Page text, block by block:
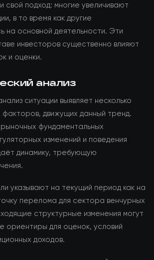
свой подход: многие увеличивают
в то время как другие
на основной деятельности. Эти
инвесторов существенно влияют
и оценки.
анализ
ситуации выявляет несколько
факторов, движущих данный тренд.
фундаментальных
изменений и поведения
динамику, требующую
указывают на текущий период как на
перелома для сектора венчурных
структурные изменения могут
ориентиры для оценок, условий
доходов.